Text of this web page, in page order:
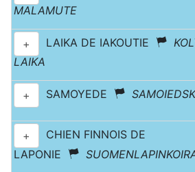
MALAMUTE
+ LAIKA DE IAKOUTIE
LAIKA
+ SAMOYEDE
+
CHIEN FINNOIS DE
LAPONIE